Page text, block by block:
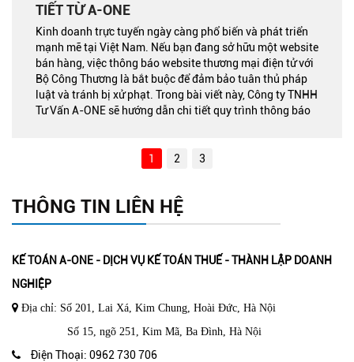
TIẾT TỪ A-ONE
Kinh doanh trực tuyến ngày càng phổ biến và phát triển
mạnh mẽ tại Việt Nam. Nếu bạn đang sở hữu một website
bán hàng, việc thông báo website thương mại điện tử với
Bộ Công Thương là bắt buộc để đảm bảo tuân thủ pháp
luật và tránh bị xử phạt. Trong bài viết này, Công ty TNHH
Tư Vấn A-ONE sẽ hướng dẫn chi tiết quy trình thông báo
1
2 3
THÔNG TIN LIÊN HỆ
KẾ TOÁN A-ONE - DỊCH VỤ KẾ TOÁN THUẾ - THÀNH LẬP DOANH
NGHIỆP
Địa chỉ: Số 201, Lai Xá, Kim Chung, Hoài Đức, Hà Nội
Số 15, ngõ 251, Kim Mã, Ba Đình, Hà Nội
Điện Thoại: 0962 730 706